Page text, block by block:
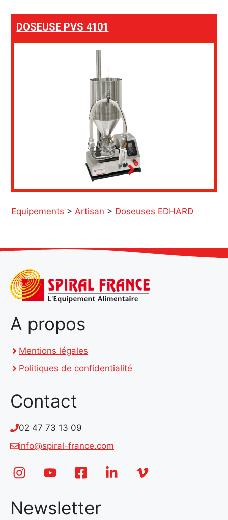
DOSEUSE PVS 4101
Equipements >Artisan > Doseuses EDHARD
A propos
Mentions légales
Politiques de confidentialité
Contact
02 47 73 13 09
info@spiral-france.com
Newsletter